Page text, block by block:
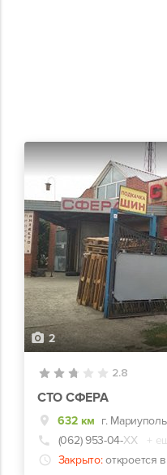
2
2.8
СТО СФЕРА
632 км г.
(062) 953-04-ХХ
+
Закрыто: откроется